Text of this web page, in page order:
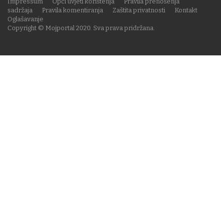
Copyright © Mojportal 2020. Sva prava pridržana.
sadržaja
Pravila komentiranja Zaštita privatnosti
Kontakt
Oglašavanje